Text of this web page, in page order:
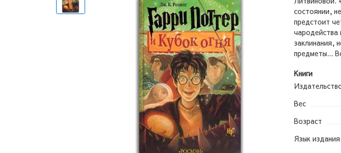
состоянии,
предстоит
чародейства
заклинания,
предметы...
Книги
Вес
Возраст
Язык издания